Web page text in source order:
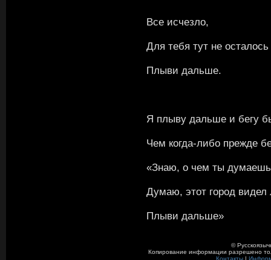
Все исчезло,
Для тебя тут не осталось
Плыви дальше.
Я плыву дальше и бегу
Чем когда-либо прежде
«Знаю, о чем ты
Думаю, этот город
Плыви дальше»
©
Копирование информации разрешено
Контакты|